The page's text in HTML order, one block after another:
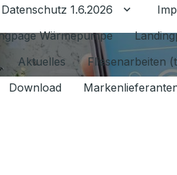
für Ratgeber umschalten
Datenschutz 1.6.2026
Wärmepumpe
Aktuelles Fliesenarbeiten
Download